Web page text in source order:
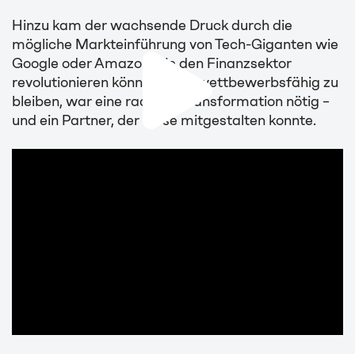
Hinzu kam der wachsende Druck durch die
mögliche Markteinführung von Tech-Giganten wie
Google oder Amazon, die den Finanzsektor
revolutionieren könnten. Um wettbewerbsfähig zu
bleiben, war eine radikale Transformation nötig –
und ein Partner, der diese mitgestalten konnte.